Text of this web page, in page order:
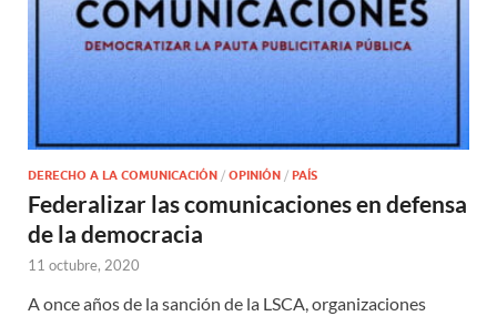
DERECHO A LA COMUNICACIÓN / OPINIÓN / PAÍS
Federalizar las comunicaciones en defensa
de la democracia
11 octubre, 2020
A once años de la sanción de la LSCA, organizaciones